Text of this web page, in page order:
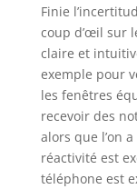
Finie
coup d’œil sur
claire et
exemple pour
les fenêtres
recevoir des
alors que l’on
réactivité est
téléphone est